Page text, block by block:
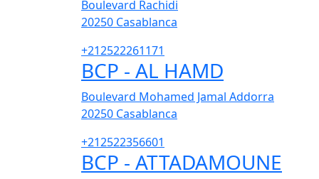
Boulevard Rachidi
20250 Casablanca
+212522261171
BCP - AL HAMD
Boulevard Mohamed Jamal Addorra
20250 Casablanca
+212522356601
BCP - ATTADAMOUNE